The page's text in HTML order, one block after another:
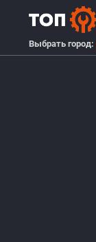
Выбрать город: